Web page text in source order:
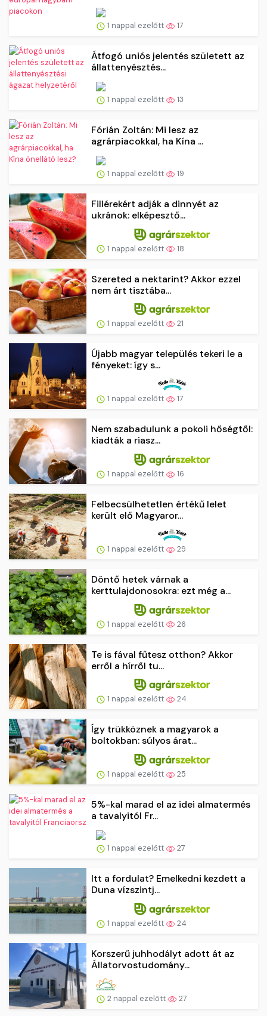
1 nappal ezelőtt 17
Átfogó uniós jelentés született az
állattenyésztés...
1 nappal ezelőtt 13
Fórián Zoltán: Mi lesz az
agrárpiacokkal, ha Kína ...
1 nappal ezelőtt 19
Fillérekért adják a dinnyét az
ukránok: elképesztő...
1 nappal ezelőtt 18
Szereted a nektarint? Akkor ezzel
nem árt tisztába...
1 nappal ezelőtt 21
Újabb magyar település tekeri le a
fényeket: így s...
1 nappal ezelőtt 17
Nem szabadulunk a pokoli hőségtől:
kiadták a riasz...
1 nappal ezelőtt 16
Felbecsülhetetlen értékű lelet
került elő Magyaror...
1 nappal ezelőtt 29
Döntő hetek várnak a
kerttulajdonosokra: ezt még a...
1 nappal ezelőtt 26
Te is fával fűtesz otthon? Akkor
erről a hírről tu...
1 nappal ezelőtt 24
Így trükköznek a magyarok a
boltokban: súlyos árat...
1 nappal ezelőtt 25
5%-kal marad el az idei almatermés
a tavalyitól Fr...
1 nappal ezelőtt 27
Itt a fordulat? Emelkedni kezdett a
Duna vízszintj...
1 nappal ezelőtt 24
Korszerű juhhodályt adott át az
Állatorvostudomány...
2 nappal ezelőtt 27